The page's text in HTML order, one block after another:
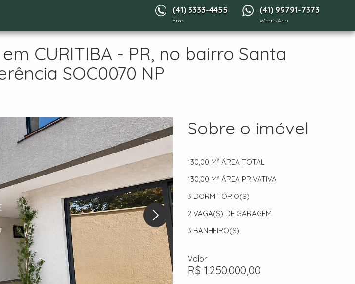
(41) 3333-4455
Fixo
(41) 99791-7373
WhatsApp
CURITIBA - PR, no bairro Santa
SOC0070 NP
Sobre o imóvel
130,00 M² ÁREA TOTAL
130,00 M² ÁREA PRIVATIVA
3 DORMITÓRIO(S)
2 VAGA(S) DE GARAGEM
3 BANHEIRO(S)
Valor
R$ 1.250.000,00